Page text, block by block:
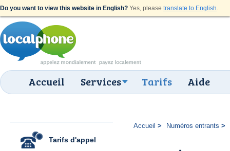
Do you want to view this website in English? Yes, please translate to English.
Accueil Services Tarifs Aide
Tarifs d'appel
Accueil Numéros entrants